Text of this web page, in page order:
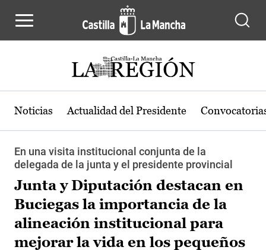
Noticias Actualidad del Presidente
En una visita institucional conjunta de la
delegada de la junta y el presidente provincial
Junta y Diputación destacan en
Buciegas la importancia de la
alineación institucional para
mejorar la vida en los pequeños